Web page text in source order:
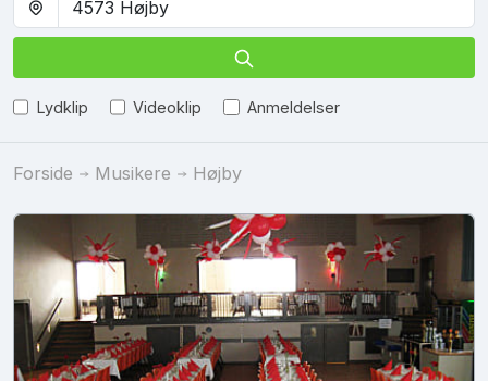
Lydklip Videoklip Anmeldelser
Forside Musikere Højby